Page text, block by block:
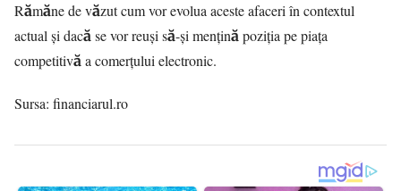
Rămăne de văzut cum vor evolua aceste afaceri în contextul
actual și dacă se vor reuși să-și mențină poziția pe piața
competitivă a comerțului electronic.
Sursa: financiarul.ro